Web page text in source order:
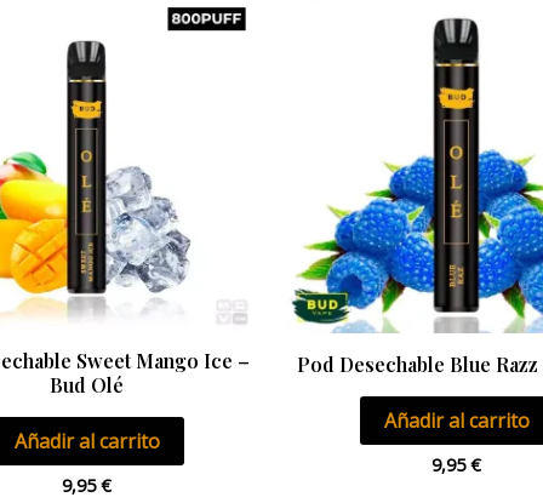
Sweet Mango Ice –
Bud Olé
Añadir al carrito
9,95€
Pod Desechable Blue
Añadir al carrito
9,95€